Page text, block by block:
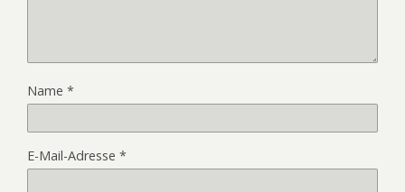
Name *
E-Mail-Adresse *